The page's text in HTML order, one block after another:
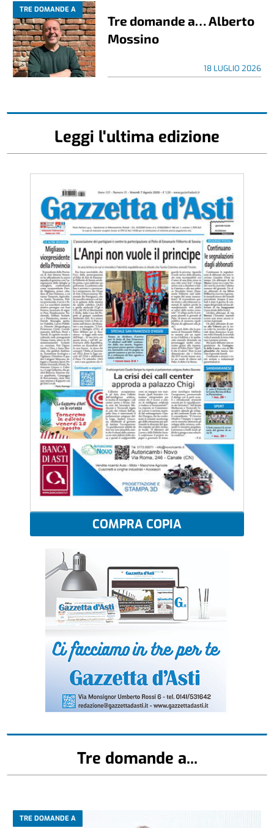
TRE DOMANDE A
Tre domande a… Alberto
Mossino
18 LUGLIO 2026
Leggi l'ultima edizione
COMPRA COPIA
Tre domande a...
TRE DOMANDE A